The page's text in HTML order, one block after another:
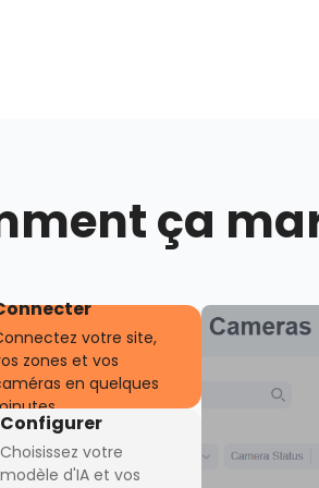
ça
votre site,
zones et vos
en quelques
Configurer
Choisissez votre
modèle d'IA et vos